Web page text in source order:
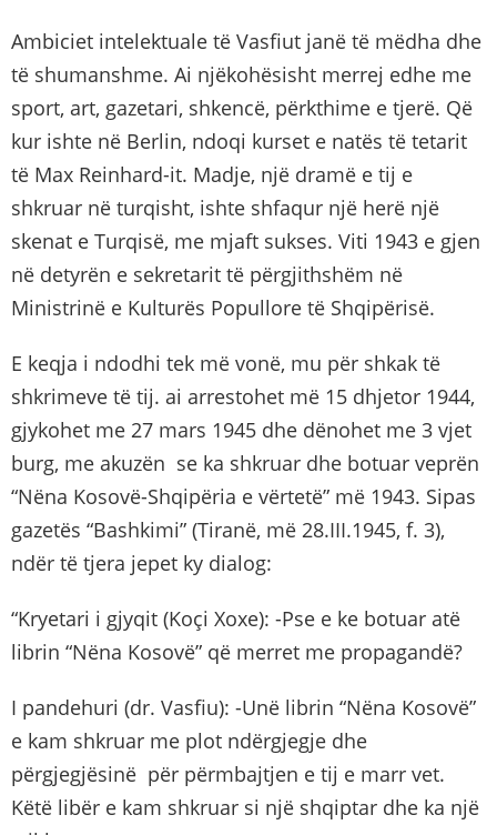
Ambiciet intelektuale të Vasfiut janë të mëdha dhe
të shumanshme. Ai njëkohësisht merrej edhe me
sport, art, gazetari, shkencë, përkthime e tjerë. Që
kur ishte në Berlin, ndoqi kurset e natës të tetarit
të Max Reinhard-it. Madje, një dramë e tij e
shkruar në turqisht, ishte shfaqur një herë një
skenat e Turqisë, me mjaft sukses. Viti 1943 e gjen
në detyrën e sekretarit të përgjithshëm në
Ministrinë e Kulturës Popullore të Shqipërisë.
E keqja i ndodhi tek më vonë, mu për shkak të
shkrimeve të tij. ai arrestohet më 15 dhjetor 1944,
gjykohet me 27 mars 1945 dhe dënohet me 3 vjet
burg, me akuzën se ka shkruar dhe botuar veprën
“Nëna Kosovë-Shqipëria e vërtetë” më 1943. Sipas
gazetës “Bashkimi” (Tiranë, më 28.III.1945, f. 3),
ndër të tjera jepet ky dialog:
“Kryetari i gjyqit (Koçi Xoxe): -Pse e ke botuar atë
librin “Nëna Kosovë” që merret me propagandë?
I pandehuri (dr. Vasfiu): -Unë librin “Nëna Kosovë”
e kam shkruar me plot ndërgjegje dhe
përgjegjësinë për përmbajtjen e tij e marr vet.
Këtë libër e kam shkruar si një shqiptar dhe ka një